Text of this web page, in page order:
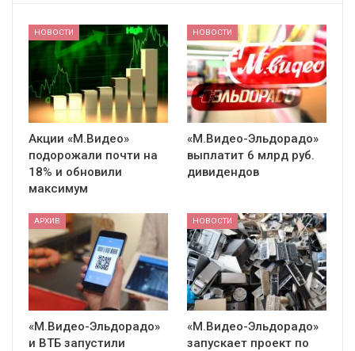
НОВОСТИ
Акции «М.Видео»
подорожали почти на
18% и обновили
максимум
НОВОСТИ
«М.Видео-Эльдорадо»
выплатит 6 млрд руб.
дивидендов
АРХИВ
«М.Видео-Эльдорадо»
и ВТБ запустили
НОВОСТИ
«М.Видео-Эльдорадо»
запускает проект по